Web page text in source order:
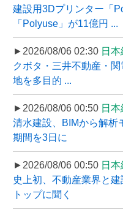
建設用3Dプリンター「
「Polyuse」が11億円 ...
►2026/08/06 02:30 日
クボタ・三井不動産・
地を多目的 ...
►2026/08/06 00:50 日
清水建設、BIMから解析
期間を3日に
►2026/08/06 00:50 日
史上初、不動産業界と
トップに聞く